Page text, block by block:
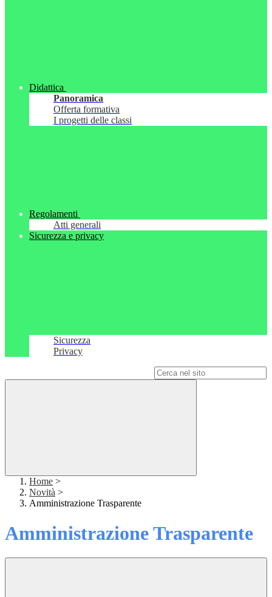
Didattica
Panoramica
Offerta formativa
I progetti delle classi
Regolamenti
Atti generali
Sicurezza e privacy
Sicurezza
Privacy
Home >
Novità >
Amministrazione Trasparente
Amministrazione Trasparente